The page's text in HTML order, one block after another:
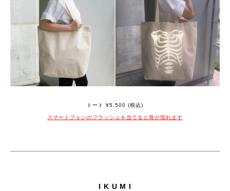
トート ¥5,500 (税込)
スマートフォンのフラッシュを当てると骨が現れます
I K U M I